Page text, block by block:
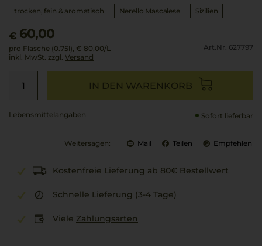
trocken, fein & aromatisch
Nerello Mascalese Sizilien
€ 60,00
pro Flasche (0.75l), € 80,00/L
inkl. MwSt. zzgl. Versand
Art.Nr. 627797
IN DEN WARENKORB
Lebensmittel­angaben Sofort lieferbar
Weitersagen: Mail Teilen Empfehlen
Kostenfreie Lieferung ab 80€ Bestellwert
Schnelle Lieferung (3-4 Tage)
Viele Zahlungsarten